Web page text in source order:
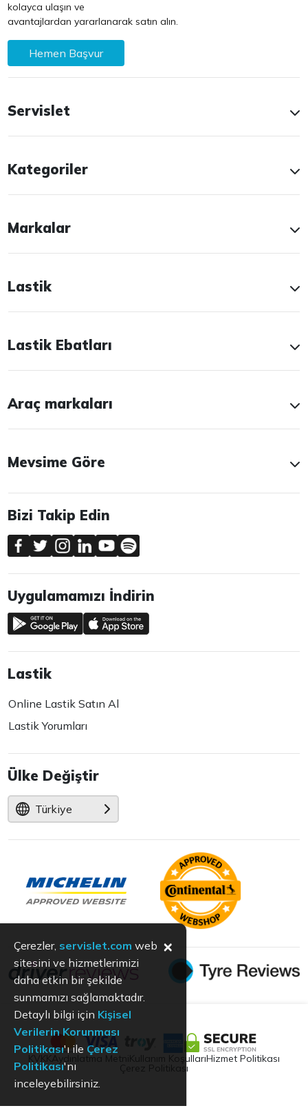
kolayca ulaşın ve
avantajlardan yararlanarak satın alın.
Hemen Başvur
Servislet
Kategoriler
Markalar
Lastik
Lastik Ebatları
Araç markaları
Mevsime Göre
Bizi Takip Edin
Uygulamamızı İndirin
Lastik
Online Lastik Satın Al
Lastik Yorumları
Ülke Değiştir
Türkiye
Aydınlatma Metni Kullanım KoşullarıHizmet Politikası
Çerez Politikası
Çerezler, servislet.com web
sitesini ve hizmetlerimizi
daha etkin bir şekilde
sunmamızı sağlamaktadır.
Detaylı bilgi için Kişisel
Verilerin Korunması
Politikası'ı ile Çerez
Politikası'nı
inceleyebilirsiniz.
×